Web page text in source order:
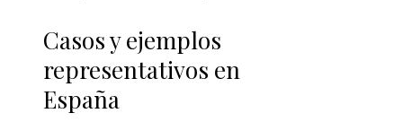
Casos y ejemplos
representativos en
España